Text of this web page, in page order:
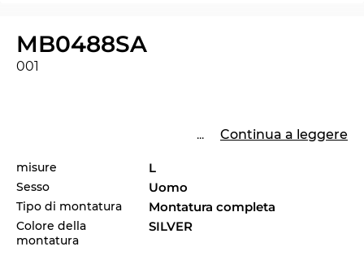
MB0488SA
001
... Continua a leggere
misure L
Sesso Uomo
Tipo di montatura Montatura completa
Colore della
montatura
SILVER